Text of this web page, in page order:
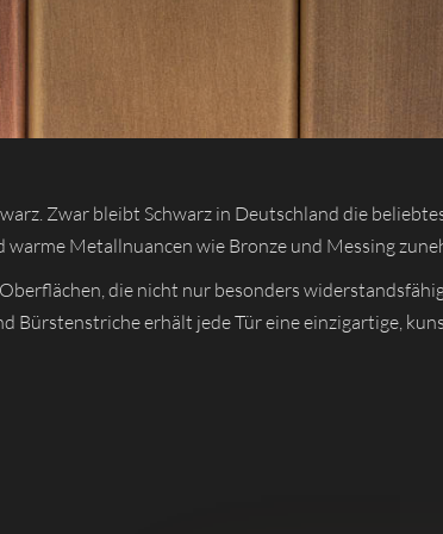
Zwar bleibt Schwarz in Deutschland die
Metallnuancen wie Bronze und Messing
die nicht nur besonders
Bürstenstriche erhält jede Tür eine einzigartige,